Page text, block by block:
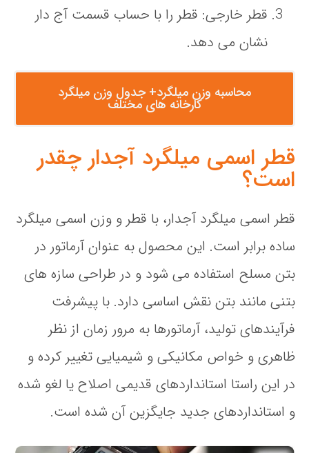
قطر خارجی: قطر را با حساب قسمت آج دار
نشان می دهد.
محاسبه وزن میلگرد+ جدول وزن میلگرد
کارخانه های مختلف
قطر اسمی میلگرد آجدار چقدر
است؟
قطر اسمی میلگرد آجدار، با قطر و وزن اسمی میلگرد
ساده برابر است. این محصول به عنوان آرماتور در
بتن مسلح استفاده می شود و در طراحی سازه های
بتنی مانند بتن نقش اساسی دارد. با پیشرفت
فرآیندهای تولید، آرماتورها به مرور زمان از نظر
ظاهری و خواص مکانیکی و شیمیایی تغییر کرده و
در این راستا استانداردهای قدیمی اصلاح یا لغو شده
و استانداردهای جدید جایگزین آن شده است.